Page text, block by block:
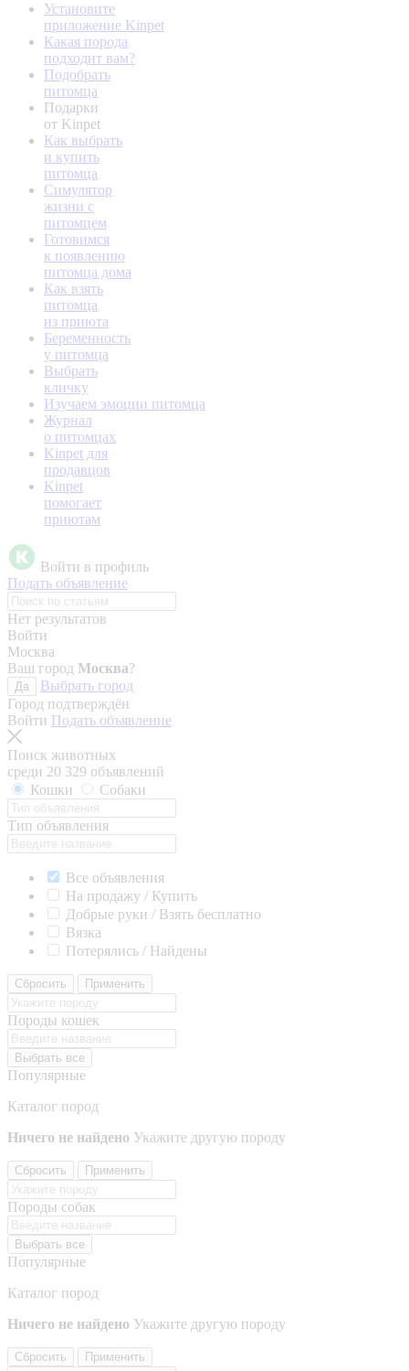
Установите
приложение Kinpet
Какая порода
подходит вам?
Подобрать
питомца
Подарки
от Kinpet
Как выбрать
и купить
питомца
Симулятор
жизни с
питомцем
Готовимся
к появлению
питомца дома
Как взять
питомца
из приюта
Беременность
у питомца
Выбрать
кличку
Изучаем эмоции питомца
Журнал
о питомцах
Kinpet для
продавцов
Kinpet
помогает
приютам
Войти в профиль
Подать объявление
Нет результатов
Войти
Москва
Ваш город Москва?
Да
Выбрать город
Город подтверждён
Войти Подать объявление
Поиск животных
среди 20 329 объявлений
Кошки
Собаки
Тип объявления
Все объявления
На продажу / Купить
Добрые руки / Взять бесплатно
Вязка
Потерялись / Найдены
Сбросить Применить
Породы кошек
Выбрать все
Популярные
Каталог пород
Ничего не найдено Укажите другую породу
Сбросить Применить
Породы собак
Выбрать все
Популярные
Каталог пород
Ничего не найдено Укажите другую породу
Сбросить Применить